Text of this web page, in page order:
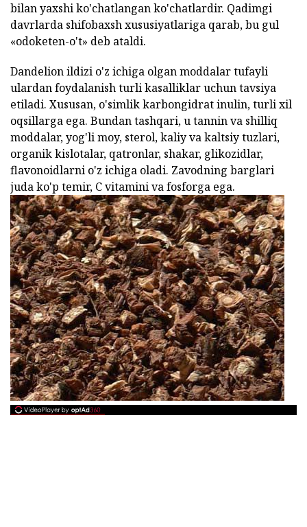
bilan yaxshi ko'chatlangan ko'chatlardir. Qadimgi
davrlarda shifobaxsh xususiyatlariga qarab, bu gul
«odoketen-o't» deb ataldi.
Dandelion ildizi o'z ichiga olgan moddalar tufayli
ulardan foydalanish turli kasalliklar uchun tavsiya
etiladi. Xususan, o'simlik karbongidrat inulin, turli xil
oqsillarga ega. Bundan tashqari, u tannin va shilliq
moddalar, yog'li moy, sterol, kaliy va kaltsiy tuzlari,
organik kislotalar, qatronlar, shakar, glikozidlar,
flavonoidlarni o'z ichiga oladi. Zavodning barglari
juda ko'p temir, C vitamini va fosforga ega.